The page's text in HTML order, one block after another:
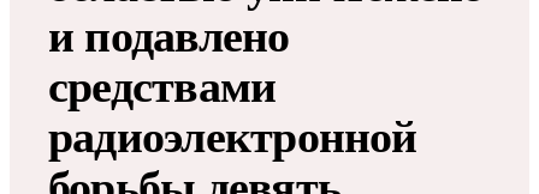
и подавлено
средствами
радиоэлектронной